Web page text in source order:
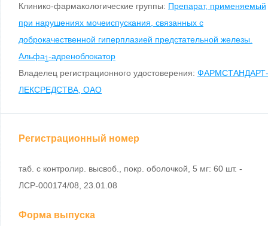
Клинико-фармакологические группы: Препарат, применяемый
при нарушениях мочеиспускания, связанных с
доброкачественной гиперплазией предстательной железы.
Альфа1 -адреноблокатор
Владелец регистрационного удостоверения: ФАРМСТАНДАРТ-
ЛЕКСРЕДСТВА, ОАО
Регистрационный номер
таб. с контролир. высвоб., покр. оболочкой, 5 мг: 60 шт. -
ЛСР-000174/08, 23.01.08
Форма выпуска